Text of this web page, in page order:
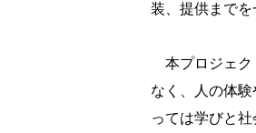
装、提供までを
本プロジェク
なく、人の体
っては学びと